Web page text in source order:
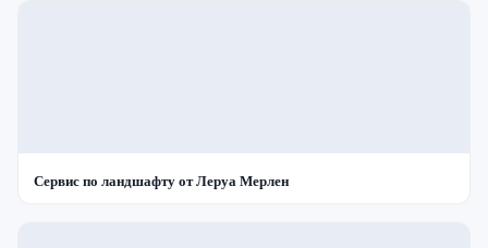
Сервис по ландшафту от Леруа Мерлен